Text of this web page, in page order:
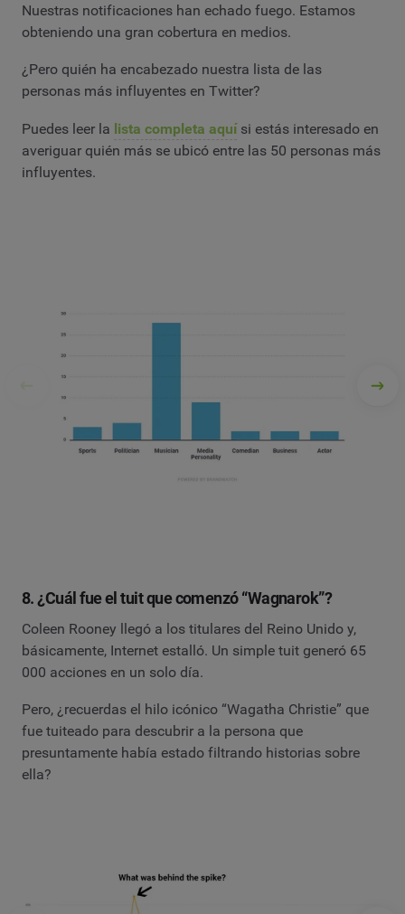
Nuestras notificaciones han echado fuego. Estamos
obteniendo una gran cobertura en medios.
¿Pero quién ha encabezado nuestra lista de las
personas más influyentes en Twitter?
Puedes leer la lista completa aquísi estás interesado en
averiguar quién más se ubicó entre las 50 personas más
influyentes.
8. ¿Cuál fue el tuit que comenzó “Wagnarok”?
Coleen Rooney llegó a los titulares del Reino Unido y,
básicamente, Internet estalló. Un simple tuit generó 65
000 acciones en un solo día.
Pero, ¿recuerdas el hilo icónico “Wagatha Christie” que
fue tuiteado para descubrir a la persona que
presuntamente había estado filtrando historias sobre
ella?